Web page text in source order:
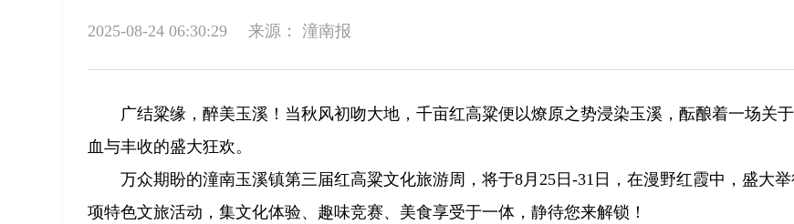
2025-08-24 06:30:29 来源： 潼南报
广结粱缘，醉美玉溪！当秋风初吻大地，千亩红高粱便以燎原之势浸染玉溪，酝酿着一场关
血与丰收的盛大狂欢。
万众期盼的潼南玉溪镇第三届红高粱文化旅游周，将于8月25日-31日，在漫野红霞中，盛大
项特色文旅活动，集文化体验、趣味竞赛、美食享受于一体，静待您来解锁！